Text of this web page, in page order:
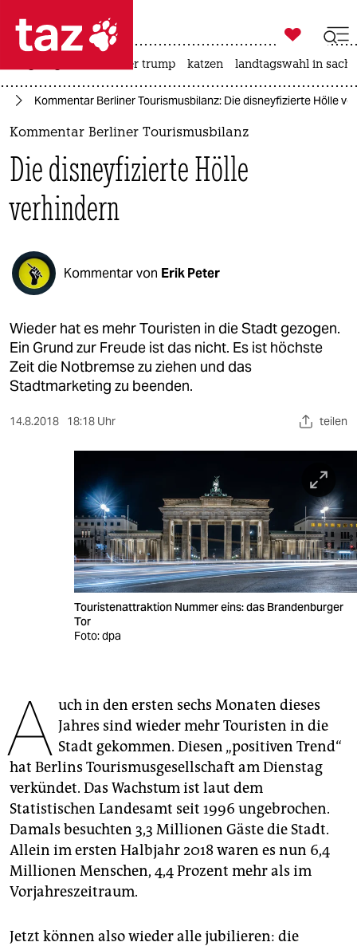
 taz zahl ich
taz zahl ich
politik
öko
gesellschaft
kultur
sport
berlin
nord
wahrheit
veranstaltungen
fragen & hilfe
unterstützen
epaper login

taz zahl ich
usa unter trump katzen landtagswahl in
Kommentar Berliner Tourismusbilanz: Die disneyfizierte Hölle
Kommentar Berliner Tourismusbilanz
Die disneyfizierte Hölle
verhindern
Kommentar von Erik Peter
Wieder hat es mehr Touristen in die Stadt gezogen.
Ein Grund zur Freude ist das nicht. Es ist höchste
Zeit die Notbremse zu ziehen und das
Stadtmarketing zu beenden.
14.8.2018 18:18 Uhr teilen
Touristenattraktion Nummer eins: das Brandenburger
Tor
Foto: dpa
A uch in den ersten sechs Monaten dieses
Jahres sind wieder mehr Touristen in die
Stadt gekommen. Diesen „positiven Trend“
hat Berlins Tourismusgesellschaft am Dienstag
verkündet. Das Wachstum ist laut dem
Statistischen Landesamt seit 1996 ungebrochen.
Damals besuchten 3,3 Millionen Gäste die Stadt.
Allein im ersten Halbjahr 2018 waren es nun 6,4
Millionen Menschen, 4,4 Prozent mehr als im
Vorjahreszeitraum.
Jetzt können also wieder alle jubilieren: die